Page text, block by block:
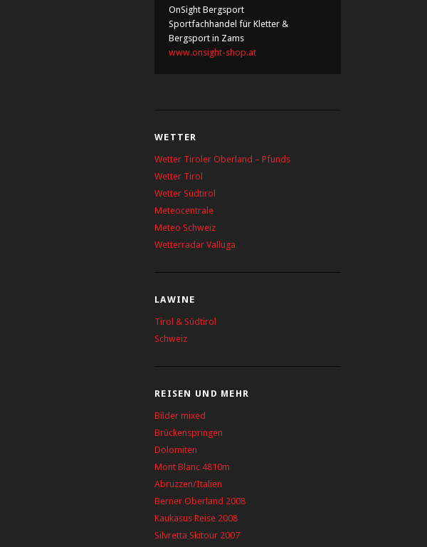
OnSight Bergsport
Sportfachhandel für Kletter &
Bergsport in Zams
www.onsight-shop.at
WETTER
Wetter Tiroler Oberland – Pfunds
Wetter Tirol
Wetter Südtirol
Meteocentrale
Meteo Schweiz
Wetterradar Valluga
LAWINE
Tirol & Südtirol
Schweiz
REISEN UND MEHR
Bilder mixed
Brückenspringen
Dolomiten
Mont Blanc 4810m
Abruzzen/Italien
Berner Oberland 2008
Kaukasus Reise 2008
Silvretta Skitour 2007